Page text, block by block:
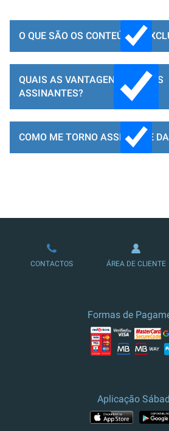
O QUE SÃO OS CONTEÚDOS
QUAIS AS VANTAGENS PARA OS
ASSINANTES?
COMO ME TORNO ASSINANTE
LOJA DE ASSINATURAS
CONTACTOS ÁREA DE CLIENTE
Formas de
Aplicação